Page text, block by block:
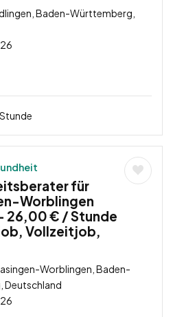
Baden-Württemberg,
für
Worblingen
26,00 € / Stunde
Vollzeitjob,
Worblingen, Baden-
Deutschland